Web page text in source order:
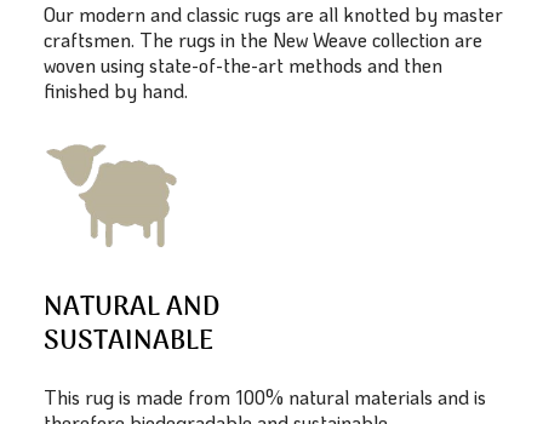
Our modern and classic rugs are all knotted by master
craftsmen. The rugs in the New Weave collection are
woven using state-of-the-art methods and then
finished by hand.
NATURAL AND
SUSTAINABLE
This rug is made from 100% natural materials and is